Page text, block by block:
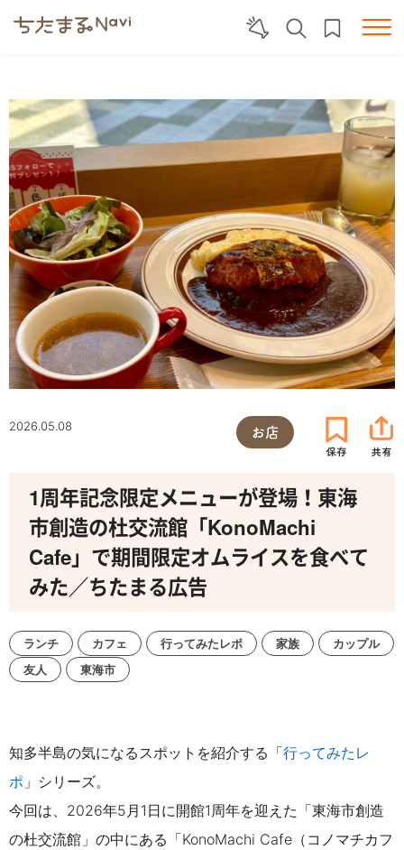
2026.05.08 お店
1周年記念限定メニューが登場！東海
市創造の杜交流館「KonoMachi
Cafe」で期間限定オムライスを食べて
みた／ちたまる広告
ランチ カフェ 行ってみたレポ 家族
カップル
友人
東海市
知多半島の気になるスポットを紹介する「行ってみたレ
ポ 」シリーズ。
今回は、2026年5月1日に開館1周年を迎えた「東海市創造
の杜交流館」の中にある「KonoMachi Cafe（コノマチカフ